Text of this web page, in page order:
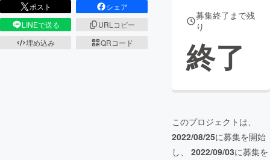
CAMPFIREふるさと納税
ポスト
シェア
LINEで送る
URLコピー
埋め込み
QRコード
募集終了まで残
り
終了
このプロジェクトは、
2022/08/25に募集を開始
し、 2022/09/03に募集を